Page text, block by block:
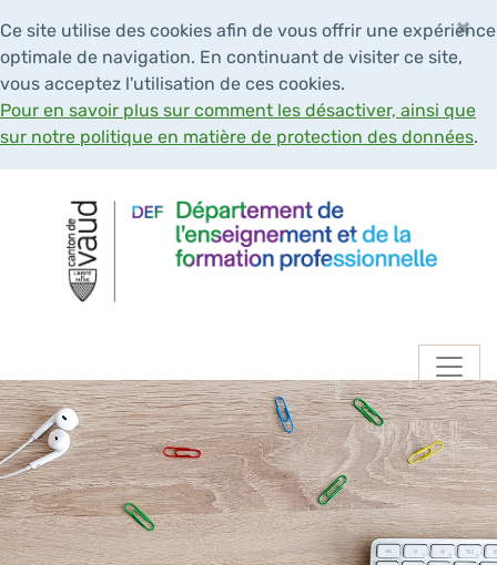
Ce site utilise des cookies afin de vous offrir une expérience
optimale de navigation. En continuant de visiter ce site,
vous acceptez l'utilisation de ces cookies.
Pour en savoir plus sur comment les désactiver, ainsi que
sur notre politique en matière de protection des données.
×